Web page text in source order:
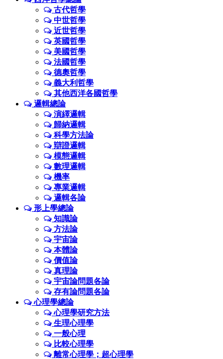
古代哲學
中世哲學
近世哲學
英國哲學
美國哲學
法國哲學
德奧哲學
義大利哲學
其他西洋各國哲學
邏輯總論
演繹邏輯
歸納邏輯
科學方法論
辯證邏輯
模態邏輯
數理邏輯
機率
專業邏輯
邏輯各論
形上學總論
知識論
方法論
宇宙論
本體論
價值論
真理論
宇宙論問題各論
存有論問題各論
心理學總論
心理學研究方法
生理心理學
一般心理
比較心理學
離常心理學；超心理學